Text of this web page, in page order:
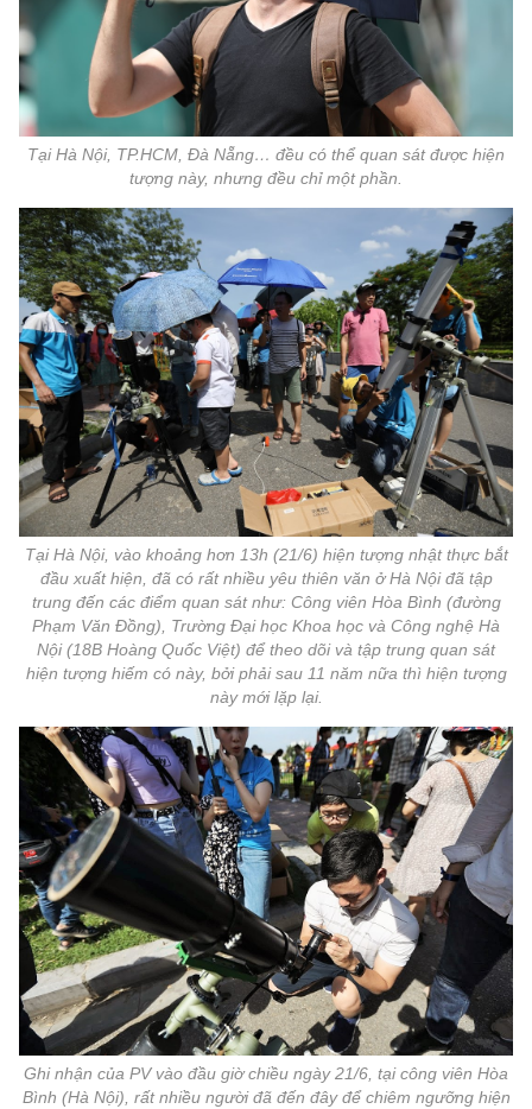
Tại Hà Nội, TP.HCM, Đà Nẵng… đều có thể quan sát được hiện
tượng này, nhưng đều chỉ một phần.
Tại Hà Nội, vào khoảng hơn 13h (21/6) hiện tượng nhật thực bắt
đầu xuất hiện, đã có rất nhiều yêu thiên văn ở Hà Nội đã tập
trung đến các điểm quan sát như: Công viên Hòa Bình (đường
Phạm Văn Đồng), Trường Đại học Khoa học và Công nghệ Hà
Nội (18B Hoàng Quốc Việt) để theo dõi và tập trung quan sát
hiện tượng hiếm có này, bởi phải sau 11 năm nữa thì hiện tượng
này mới lặp lại.
Ghi nhận của PV vào đầu giờ chiều ngày 21/6, tại công viên Hòa
Bình (Hà Nội), rất nhiều người đã đến đây để chiêm ngưỡng hiện